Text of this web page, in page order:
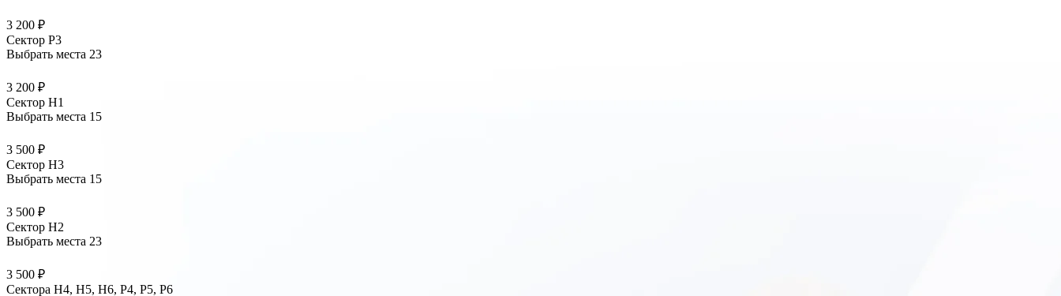
3 200 ₽
Сектор P3
Выбрать места 23
3 200 ₽
Сектор H1
Выбрать места 15
3 500 ₽
Сектор H3
Выбрать места 15
3 500 ₽
Сектор H2
Выбрать места 23
3 500 ₽
Сектора Н4, Н5, Н6, Р4, Р5, Р6